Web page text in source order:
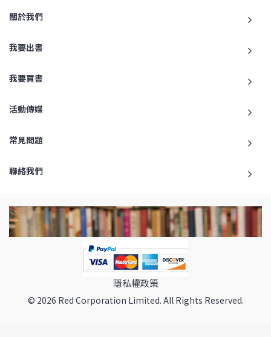
關於我們
我要出書
我要買書
活動傳媒
常見問題
聯絡我們
隱私權政策
© 2026 Red Corporation Limited. All Rights Reserved.